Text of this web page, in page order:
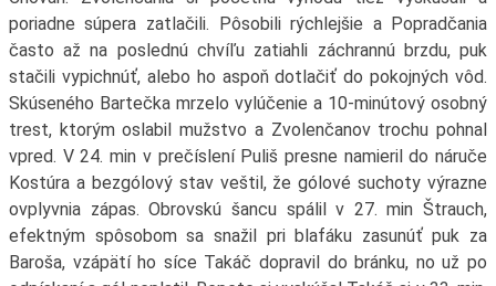
poriadne súpera zatlačili. Pôsobili rýchlejšie a Popradčania
často až na poslednú chvíľu zatiahli záchrannú brzdu, puk
stačili vypichnúť, alebo ho aspoň dotlačiť do pokojných vôd.
Skúseného Bartečka mrzelo vylúčenie a 10-minútový osobný
trest, ktorým oslabil mužstvo a Zvolenčanov trochu pohnal
vpred. V 24. min v prečíslení Puliš presne namieril do náruče
Kostúra a bezgólový stav veštil, že gólové suchoty výrazne
ovplyvnia zápas. Obrovskú šancu spálil v 27. min Štrauch,
efektným spôsobom sa snažil pri blafáku zasunúť puk za
Baroša, vzápätí ho síce Takáč dopravil do bránku, no už po